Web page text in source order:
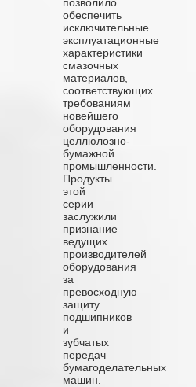
обеспечить
исключительные
эксплуатационные
характеристики
смазочных
материалов,
соответствующих
требованиям
новейшего
оборудования
целлюлозно-
бумажной
промышленности.
Продукты
этой
серии
заслужили
признание
ведущих
производителей
оборудования
за
превосходную
защиту
подшипников
и
зубчатых
передач
бумагоделательных
машин.